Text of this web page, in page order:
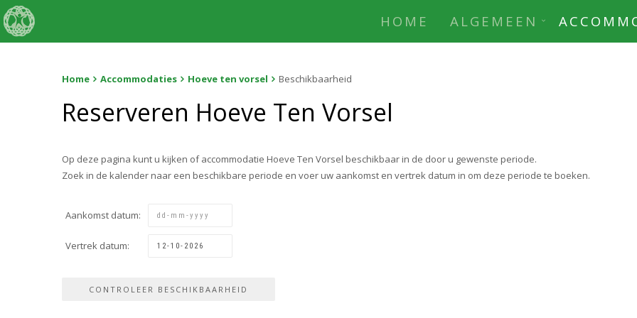
HOME ALGEMEEN
Home Accommodaties Hoeve ten vorsel Beschikbaarheid
Reserveren Hoeve Ten Vorsel
Op deze pagina kunt u kijken of accommodatie Hoeve Ten Vorsel beschikbaar in de door u gewenste periode.
Zoek in de kalender naar een beschikbare periode en voer uw aankomst en vertrek datum in om deze periode te boeken.
Aankomst datum:
Vertrek datum: